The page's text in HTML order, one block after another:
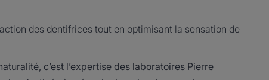
des dentifrices tout en optimisant la sensation de
c’est l’expertise des laboratoires Pierre